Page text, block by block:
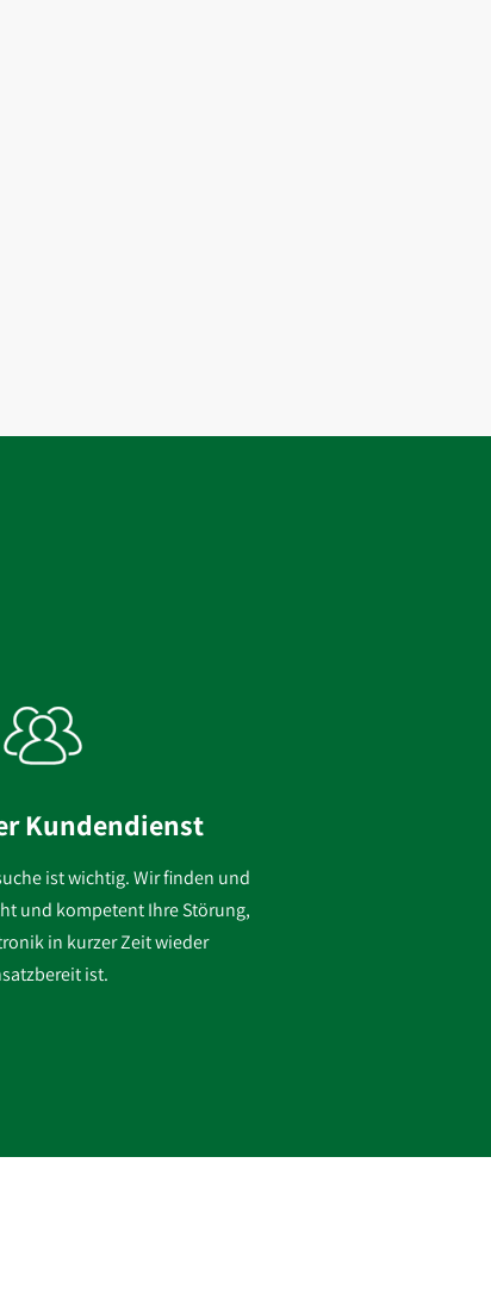
Kundendienst
ist wichtig.Wir finden und
und kompetent Ihre Störung,
in kurzer Zeit wieder
ist.